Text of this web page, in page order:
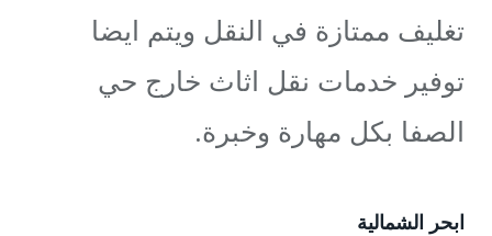
تغليف ممتازة في النقل ويتم ايضا
توفير خدمات نقل اثاث خارج حي
الصفا بكل مهارة وخبرة.
ابحر الشمالية